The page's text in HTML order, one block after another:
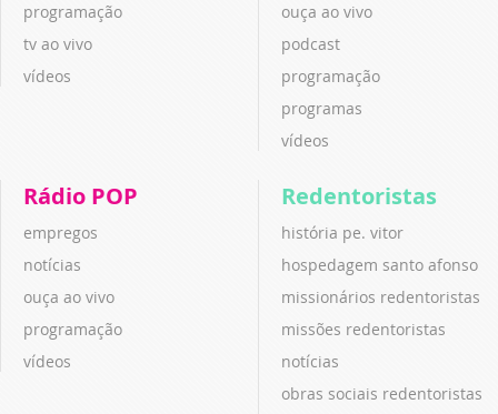
programação
tv ao vivo
vídeos
ouça ao vivo
podcast
programação
programas
vídeos
Rádio POP
empregos
notícias
ouça ao vivo
programação
vídeos
Redentoristas
história pe. vitor
hospedagem santo afonso
missionários redentoristas
missões redentoristas
notícias
obras sociais redentoristas